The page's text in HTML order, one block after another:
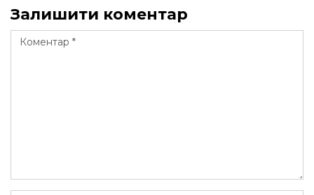
Залишити коментар